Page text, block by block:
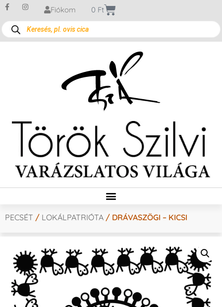
Fiókom 0 Ft
PECSÉT / LOKÁLPATRIÓTA / DRÁVASZÖGI – KICSI